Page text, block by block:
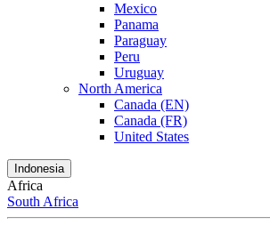
Mexico
Panama
Paraguay
Peru
Uruguay
North America
Canada (EN)
Canada (FR)
United States
Indonesia
Africa
South Africa